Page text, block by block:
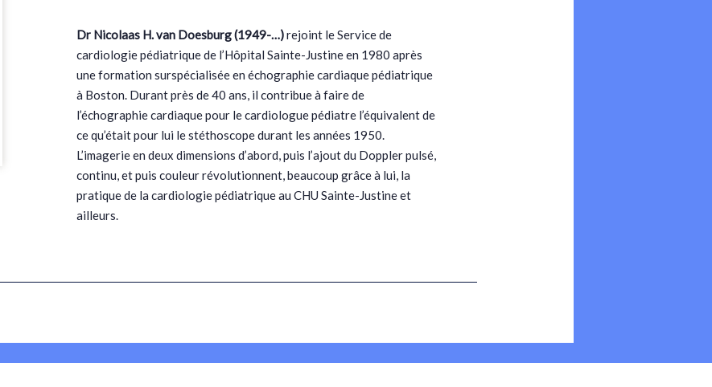
Dr Nicolaas H. van Doesburg (1949-…)rejoint le Service de
cardiologie pédiatrique de l’Hôpital Sainte-Justine en 1980 après
une formation surspécialisée en échographie cardiaque pédiatrique
à Boston. Durant près de 40 ans, il contribue à faire de
l’échographie cardiaque pour le cardiologue pédiatre l’équivalent de
ce qu’était pour lui le stéthoscope durant les années 1950.
L’imagerie en deux dimensions d’abord, puis l’ajout du Doppler pulsé,
continu, et puis couleur révolutionnent, beaucoup grâce à lui, la
pratique de la cardiologie pédiatrique au CHU Sainte-Justine et
ailleurs.